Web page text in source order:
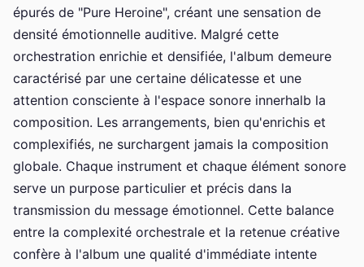
épurés de "Pure Heroine", créant une sensation de
densité émotionnelle auditive. Malgré cette
orchestration enrichie et densifiée, l'album demeure
caractérisé par une certaine délicatesse et une
attention consciente à l'espace sonore innerhalb la
composition. Les arrangements, bien qu'enrichis et
complexifiés, ne surchargent jamais la composition
globale. Chaque instrument et chaque élément sonore
serve un purpose particulier et précis dans la
transmission du message émotionnel. Cette balance
entre la complexité orchestrale et la retenue créative
confère à l'album une qualité d'immédiate intente